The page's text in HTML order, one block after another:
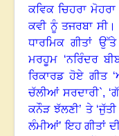
ਕਵਿਕ ਚਿਹਰਾ
ਕਵੀ ਨੂੰ ਤਜਰਬਾ ਸੀ
ਧਾਰਮਿਕ ਗੀਤਾਂ
ਮਰਹੂਮ ‘ਨਰਿੰਦਰ
ਰਿਕਾਰਡ ਹੋਏ ਗੀਤ
ਚੱਲੀਆਂ ਸਰਦਾਰੀ`, ‘
ਕਨੌੜ ਝੱਲਣੀ’ ਤੇ
ਲੰਮੀਆਂ’ਇਹ ਗੀਤਾਂ